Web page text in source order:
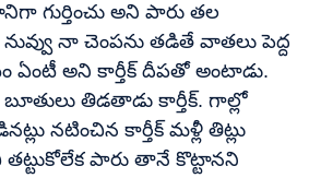
గుర్తించు అని పారు తల
నువ్వు నా చెంపను తడితే వాతలు పెద్ద
ఏంటీ అని కార్తీక్ దీపతో అంటాడు.
తిడతాడు కార్తీక్. గాల్లో
నటించిన కార్తీక్ మళ్లీ తిట్లు
తట్టుకోలేక పారు తానే కొట్టానని